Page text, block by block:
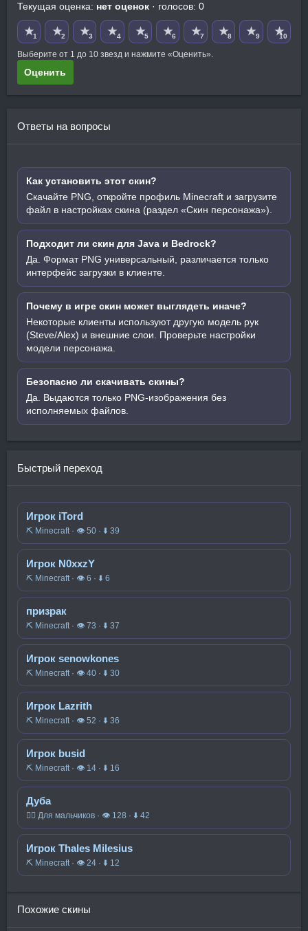
Текущая оценка: нет оценок · голосов: 0
★1 ★2 ★3 ★4 ★5 ★6 ★7 ★8 ★9 ★10
Выберите от 1 до 10 звезд и нажмите «Оценить».
Оценить
Ответы на вопросы
Как установить этот скин?
Скачайте PNG, откройте профиль Minecraft и загрузите
файл в настройках скина (раздел «Скин персонажа»).
Подходит ли скин для Java и Bedrock?
Да. Формат PNG универсальный, различается только
интерфейс загрузки в клиенте.
Почему в игре скин может выглядеть иначе?
Некоторые клиенты используют другую модель рук
(Steve/Alex) и внешние слои. Проверьте настройки
модели персонажа.
Безопасно ли скачивать скины?
Да. Выдаются только PNG-изображения без
исполняемых файлов.
Быстрый переход
Игрок iTord
⛏️ Minecraft · 👁 50 · ⬇ 39
Игрок N0xxzY
⛏️ Minecraft · 👁 6 · ⬇ 6
призрак
⛏️ Minecraft · 👁 73 · ⬇ 37
Игрок senowkones
⛏️ Minecraft · 👁 40 · ⬇ 30
Игрок Lazrith
⛏️ Minecraft · 👁 52 · ⬇ 36
Игрок busid
⛏️ Minecraft · 👁 14 · ⬇ 16
Дуба
🧍‍♂️ Для мальчиков · 👁 128 · ⬇ 42
Игрок Thales Milesius
⛏️ Minecraft · 👁 24 · ⬇ 12
Похожие скины